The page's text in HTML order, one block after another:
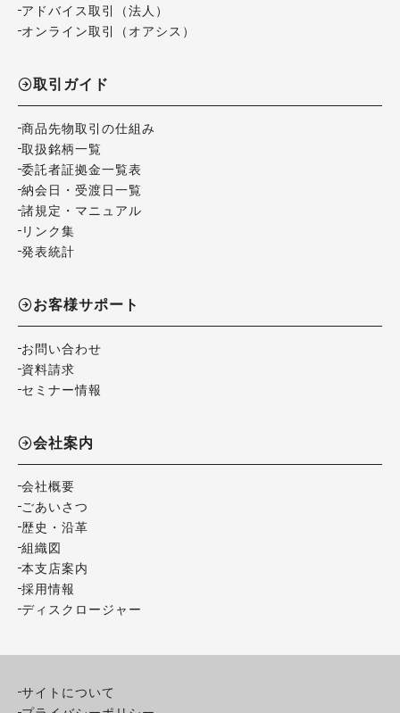
アドバイス取引（法人）
オンライン取引（オアシス）
取引ガイド
商品先物取引の仕組み
取扱銘柄一覧
委託者証拠金一覧表
納会日・受渡日一覧
諸規定・マニュアル
リンク集
発表統計
お客様サポート
お問い合わせ
資料請求
セミナー情報
会社案内
会社概要
ごあいさつ
歴史・沿革
組織図
本支店案内
採用情報
ディスクロージャー
サイトについて